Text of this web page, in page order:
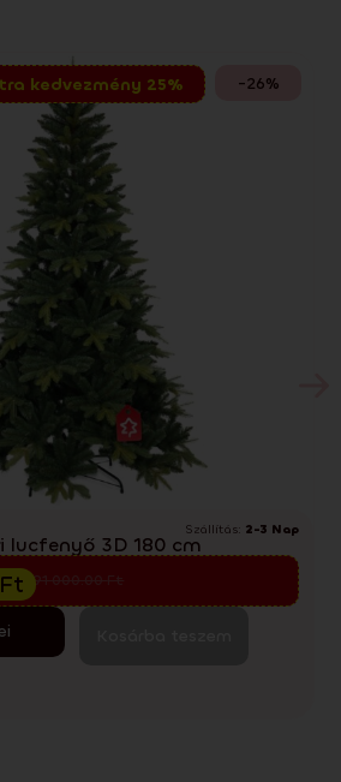
-26%
kedvezmény 25%
Szállítás: 2-3 Nap
lucfenyő 3D 180 cm
kiárusítás
91 000.00
Ft